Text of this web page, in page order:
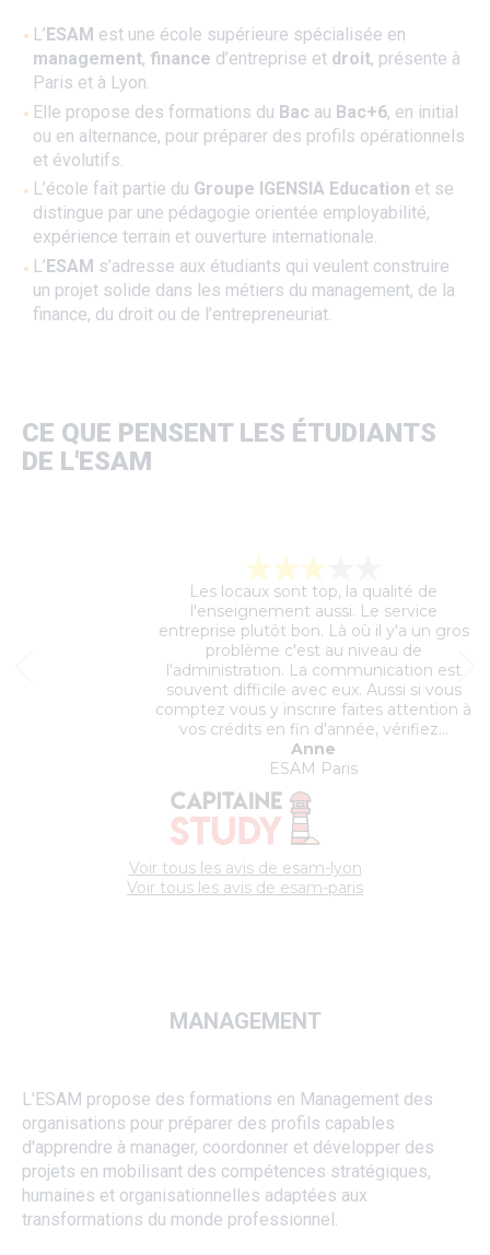
L’ESAM est une école supérieure spécialisée en
management, finance d’entreprise et droit, présente à
Paris et à Lyon.
Elle propose des formations du Bac au Bac+6, en initial
ou en alternance, pour préparer des profils opérationnels
et évolutifs.
L’école fait partie du Groupe IGENSIA Education et se
distingue par une pédagogie orientée employabilité,
expérience terrain et ouverture internationale.
L’ ESAM s’adresse aux étudiants qui veulent construire
un projet solide dans les métiers du management, de la
finance, du droit ou de l’entrepreneuriat.
CE QUE PENSENT LES ÉTUDIANTS
DE L'ESAM
MANAGEMENT
L'ESAM propose des formations en Management des
organisations pour préparer des profils capables
d'apprendre à manager, coordonner et développer des
projets en mobilisant des compétences stratégiques,
humaines et organisationnelles adaptées aux
transformations du monde professionnel.